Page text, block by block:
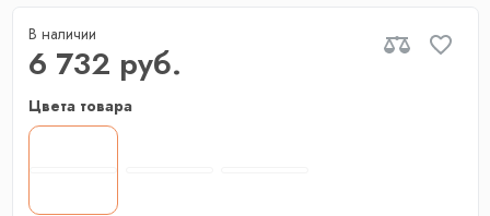
В наличии
6 732 руб.
Цвета товара